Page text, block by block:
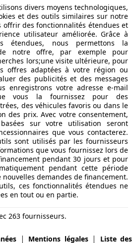
remarque, c’est que la planche
avec la mise à jour de 2019.
numérique et, selon la
varie également en taille. En
avec des boutons (rotatifs)
un bon nombre de
levier de vitesse qui fait avancer
n’est pas somptueuse, mais ce
Avec du goût, c'est encore la
fois qu'il l'a pu, Renault a
Quoi qu'il en soit, la Zoe est
à l'absence de bruit de vent
cela devient différent avec des
et sœurs à moteur à
obtenu de très bons résultats
divers moyens technologiques,
et des outils similaires sur notre
offrir des fonctionnalités étendues et
utilisateur améliorée. Grâce à
étendues, nous permettons la
notre offre, par exemple pour
lors;une visite ultérieure, pour
offres adaptées à votre région ou
des publicités et des messages
enregistrons votre adresse e-mail
vous la fournissez pour des
des véhicules favoris ou dans le
des prix. Avec votre consentement,
sur votre utilisation seront
que vous contacterez.
sont utilisés par les fournisseurs
que vous fournissez lors de
pendant 30 jours et pour
pendant cette période
demandes de financement.
ces fonctionnalités étendues ne
en tout ou en partie.
263 fournisseurs.
| Mentions légales|
Liste des